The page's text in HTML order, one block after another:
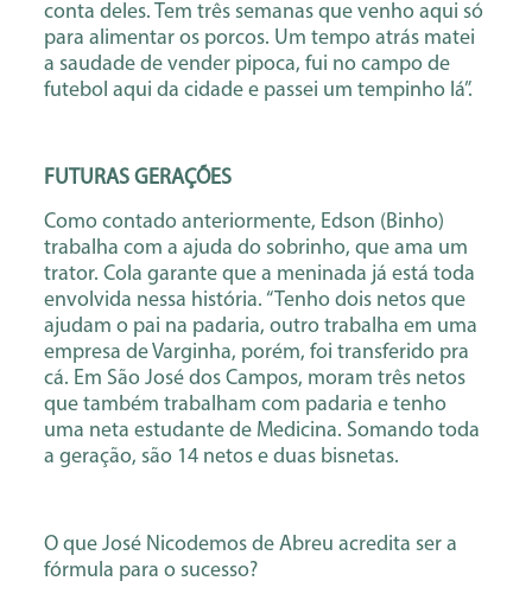
conta deles. Tem três semanas que venho aqui só
para alimentar os porcos. Um tempo atrás matei
a saudade de vender pipoca, fui no campo de
futebol aqui da cidade e passei um tempinho lá”.
FUTURAS GERAÇÕES
Como contado anteriormente, Edson (Binho)
trabalha com a ajuda do sobrinho, que ama um
trator. Cola garante que a meninada já está toda
envolvida nessa história. “Tenho dois netos que
ajudam o pai na padaria, outro trabalha em uma
empresa de Varginha, porém, foi transferido pra
cá. Em São José dos Campos, moram três netos
que também trabalham com padaria e tenho
uma neta estudante de Medicina. Somando toda
a geração, são 14 netos e duas bisnetas.
O que José Nicodemos de Abreu acredita ser a
fórmula para o sucesso?